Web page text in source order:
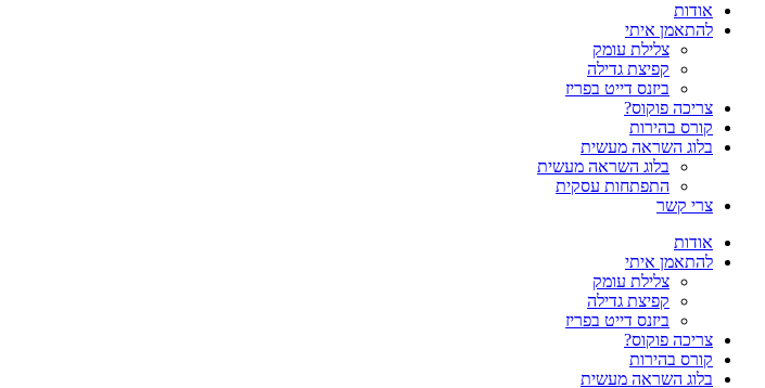
אודות
להתאמן איתי
צלילת עומק
קפיצת גדילה
ביזנס דייט בפריז
צריכה פוקוס?
קורס בהירות
בלוג השראה מעשית
בלוג השראה מעשית
התפתחות עסקית
צרי קשר
אודות
להתאמן איתי
צלילת עומק
קפיצת גדילה
ביזנס דייט בפריז
צריכה פוקוס?
קורס בהירות
בלוג השראה מעשית